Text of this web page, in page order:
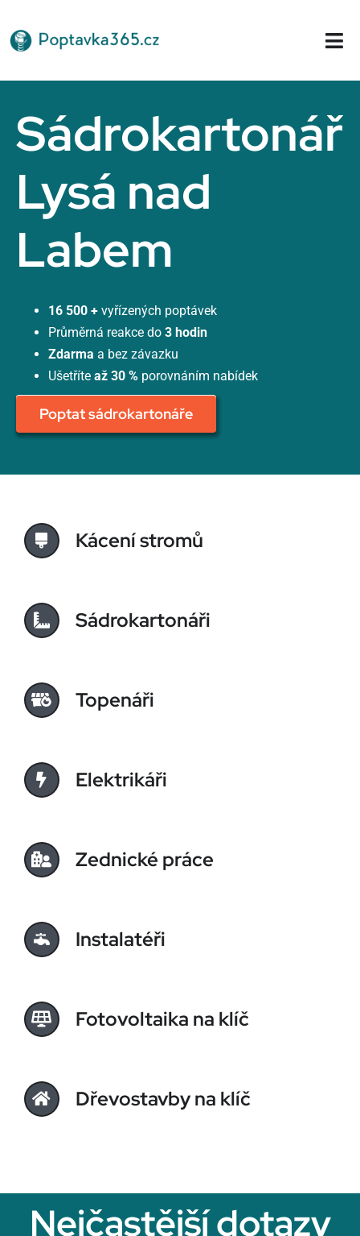
na
obsah
Sádrokartonář
Lysá nad
Labem
16 500 + vyřízených poptávek
Průměrná reakce do 3 hodin
Zdarma a bez závazku
Ušetříte až 30 %porovnáním nabídek
Poptat sádrokartonáře
Kácení stromů
Sádrokartonáři
Topenáři
Elektrikáři
Zednické práce
Instalatéři
Fotovoltaika na klíč
Dřevostavby na klíč
Nejčastější dotazy